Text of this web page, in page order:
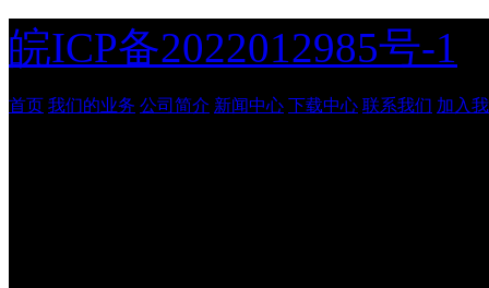
皖ICP备2022012985号-1
首页 我们的业务 公司简介 新闻中心 下载中心 联系我们 加入